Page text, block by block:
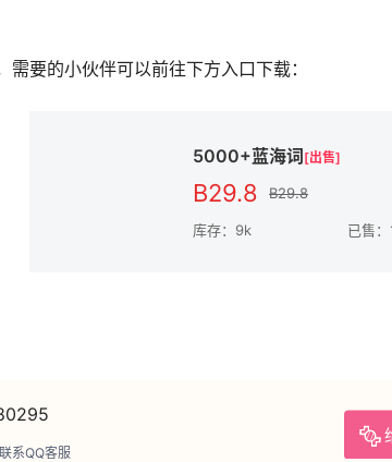
需要的小伙伴可以前往下方入口下载：
5000+蓝海词 [出售]
B29.8 B29.8
库存：9k 已售
系QQ客服